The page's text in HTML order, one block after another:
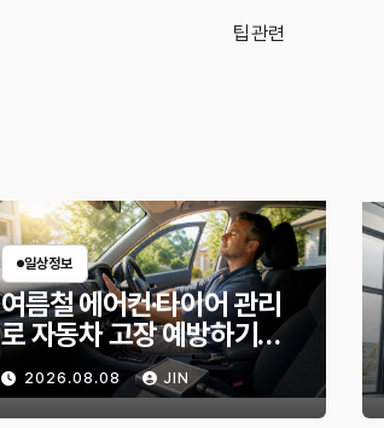
팁관련
일상정보
여름철 에어컨·타이어 관리
로 자동차 고장 예방하기｜
10분 점검 루틴, 무엇부터 확
인할까?
2026.08.08 JIN